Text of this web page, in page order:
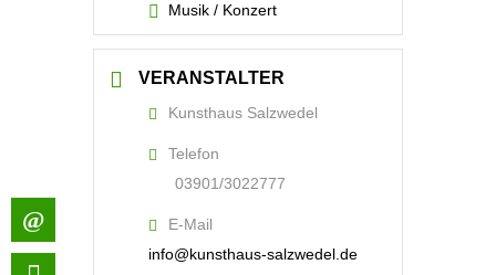
Musik / Konzert
VERANSTALTER
Kunsthaus Salzwedel
Telefon
03901/3022777
E-Mail
info@kunsthaus-salzwedel.de